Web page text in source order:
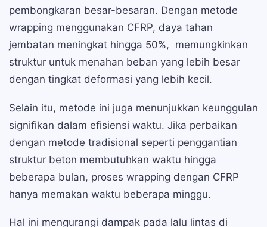
pembongkaran besar-besaran. Dengan metode
wrapping menggunakan CFRP, daya tahan
jembatan meningkat hingga 50%, memungkinkan
struktur untuk menahan beban yang lebih besar
dengan tingkat deformasi yang lebih kecil.
Selain itu, metode ini juga menunjukkan keunggulan
signifikan dalam efisiensi waktu. Jika perbaikan
dengan metode tradisional seperti penggantian
struktur beton membutuhkan waktu hingga
beberapa bulan, proses wrapping dengan CFRP
hanya memakan waktu beberapa minggu.
Hal ini mengurangi dampak pada lalu lintas di